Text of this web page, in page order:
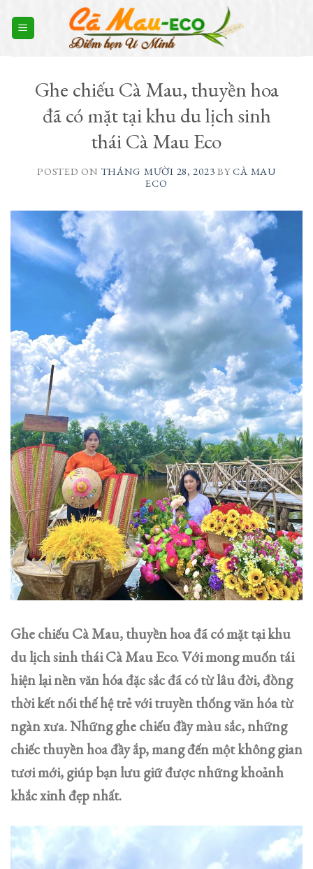
content
Ghe chiếu Cà Mau, thuyền hoa
đã có mặt tại khu du lịch sinh
thái Cà Mau Eco
POSTED ON THÁNG MƯỜI 28, 2023 BYCÀ MAU
ECO
Ghe chiếu Cà Mau, thuyền hoa đã có mặt tại khu
du lịch sinh thái Cà Mau Eco. Với mong muốn tái
hiện lại nền văn hóa đặc sắc đã có từ lâu đời, đồng
thời kết nối thế hệ trẻ với truyền thống văn hóa từ
ngàn xưa. Những ghe chiếu đầy màu sắc, những
chiếc thuyền hoa đầy ắp, mang đến một không gian
tươi mới, giúp bạn lưu giữ được những khoảnh
khắc xinh đẹp nhất.